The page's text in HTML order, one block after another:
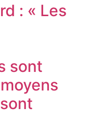
: « Les
sont